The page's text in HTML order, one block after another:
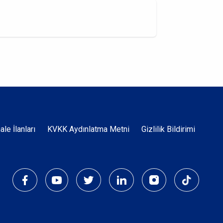
İlanları KVKK Aydınlatma Metni Gizlilik Bildirimi